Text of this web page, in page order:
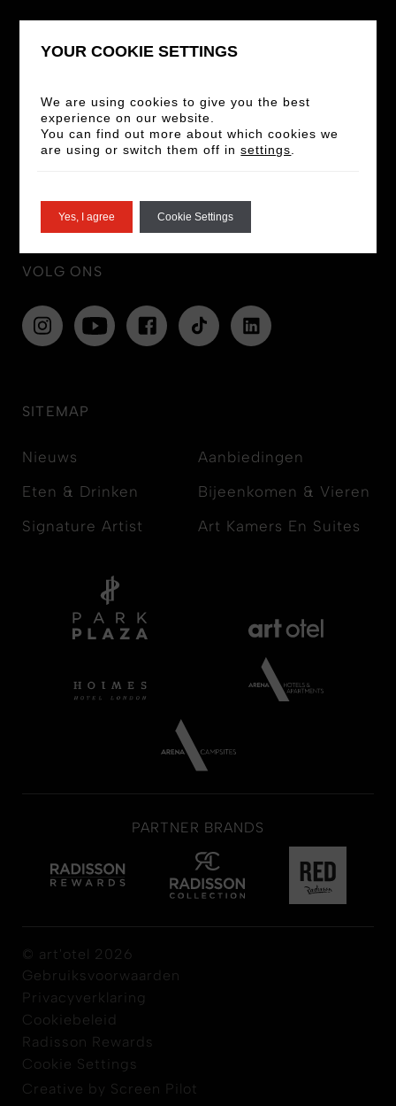
STAY IN THE LOOP
Sign up for our newsletter for the latest news
VOLG ONS
SITEMAP
Nieuws
Eten & Drinken
Signature Artist
Aanbiedingen
Bijeenkomen & Vieren
Art Kamers En Suites
PARTNER BRANDS
© art'otel 2026
Gebruiksvoorwaarden
Privacyverklaring
Cookiebeleid
Radisson Rewards
Cookie Settings
Creative by Screen Pilot
YOUR COOKIE SETTINGS
We are using cookies to give you the best
experience on our website.
You can find out more about which cookies we
are using or switch them off insettings
Yes, I agree Cookie Settings